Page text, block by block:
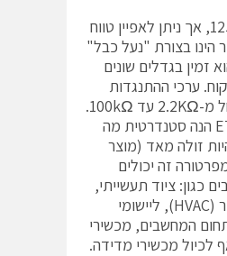
-400C ל- +1250C, אך ניתן לאפיין טווח
הינו בצורת "נעל כבל"
זמין בגדלים שונים
ערכי ההתנגדות
יכולים להיות החל מ-2.2KΩ עד 100kΩ.
סדרת ה-ETP-RT הנה סטנדרטית מה
זולה מאד (מוצר
זה יכולים
כגון: ציוד תעשייתי,
לתחבורה, לקירור (HVAC), ליישומי
המחשבים, מכשירי
לכיול מכשירי מדידה.